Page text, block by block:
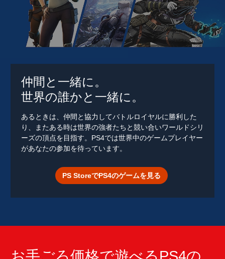
仲間と一緒に。
世界の誰かと一緒に。
あるときは、仲間と協力してバトルロイヤルに勝利した
り、またある時は世界の強者たちと競い合いワールドシリ
ーズの頂点を目指す。PS4では世界中のゲームプレイヤー
があなたの参加を待っています。
PS StoreでPS4のゲームを見る